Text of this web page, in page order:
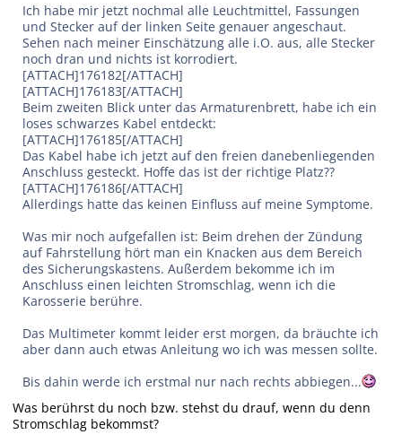
Ich habe mir jetzt nochmal alle Leuchtmittel, Fassungen
und Stecker auf der linken Seite genauer angeschaut.
Sehen nach meiner Einschätzung alle i.O. aus, alle Stecker
noch dran und nichts ist korrodiert.
[ATTACH]176182[/ATTACH]
[ATTACH]176183[/ATTACH]
Beim zweiten Blick unter das Armaturenbrett, habe ich ein
loses schwarzes Kabel entdeckt:
[ATTACH]176185[/ATTACH]
Das Kabel habe ich jetzt auf den freien danebenliegenden
Anschluss gesteckt. Hoffe das ist der richtige Platz??
[ATTACH]176186[/ATTACH]
Allerdings hatte das keinen Einfluss auf meine Symptome.
Was mir noch aufgefallen ist: Beim drehen der Zündung
auf Fahrstellung hört man ein Knacken aus dem Bereich
des Sicherungskastens. Außerdem bekomme ich im
Anschluss einen leichten Stromschlag, wenn ich die
Karosserie berühre.
Das Multimeter kommt leider erst morgen, da bräuchte ich
aber dann auch etwas Anleitung wo ich was messen sollte.
Bis dahin werde ich erstmal nur nach rechts abbiegen...
Was berührst du noch bzw. stehst du drauf, wenn du denn
Stromschlag bekommst?